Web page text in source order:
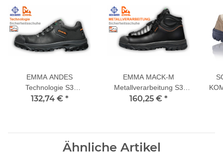
EMMA ANDES
Technologie S3
Sicherheitsschuhe
132,74 € *
EMMA MACK-M
Metallverarbeitung S3
Sicherheitsschuhe
160,25 € *
Ähnliche Artikel